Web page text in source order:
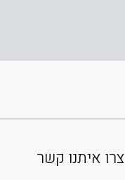
צרו איתנו קשר